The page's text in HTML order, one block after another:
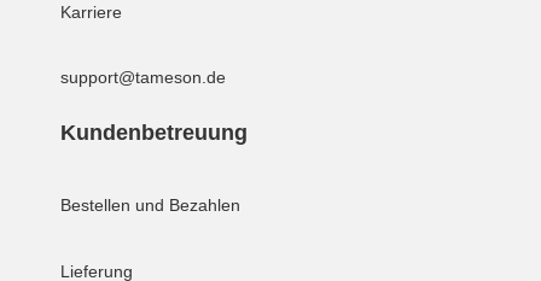
Karriere
support@tameson.de
Kundenbetreuung
Bestellen und Bezahlen
Lieferung